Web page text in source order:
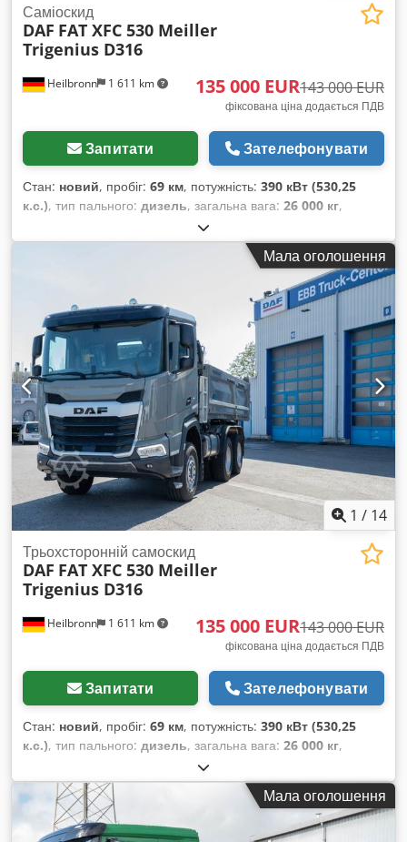
Heilbronn 1 611 km
Саміоскид
DAF FAT XFC 530 Meiller
Trigenius D316
135 000 EUR143 000 EUR
фіксована ціна додається ПДВ
Запитати Зателефонувати
Стан: новий, пробіг: 69 км, потужність: 390 кВт (530,25
к.с.), тип пального: дизель, загальна вага: 26 000 кг,
, гальма:
тип передачі:автоматичний, клас викидів:Євро 6,
, ширина вантажного
900 мм, Рік
виготовлення:
2023, Обладнання:
ABS, кондиціонер,
навігаційна система, стояночний обігрівач, фільтр
сажі ,
Мала оголошення
1 / 14
Heilbronn 1 611 km
Трьохсторонній самоскид
DAF FAT XFC 530 Meiller
Trigenius D316
135 000 EUR143 000 EUR
фіксована ціна додається ПДВ
Запитати Зателефонувати
Стан: новий, пробіг: 69 км, потужність: 390 кВт (530,25
к.с.), тип пального: дизель, загальна вага: 26 000 кг,
, гальма:
тип передачі:автоматичний, клас викидів:Євро 6,
довжина вантажного відсіку:
, ширина вантажного
відсіку:2 420 мм, висота вантажного відсіку: 900 мм, Рік
Мала оголошення